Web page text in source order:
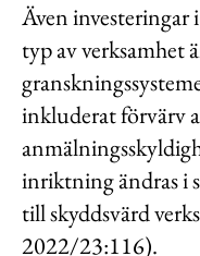
Även investeringar
typ av verksamhet
inkluderat förvärv
inriktning ändras i
till skyddsvärd
2022/23:116).